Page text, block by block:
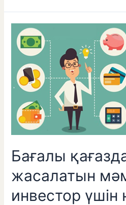
Бағалы
жасалатын
инвестор үшін